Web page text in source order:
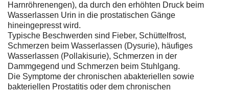
Harnröhrenengen), da durch den erhöhten Druck beim
Wasserlassen Urin in die prostatischen Gänge
hineingepresst wird.
Typische Beschwerden sind Fieber, Schüttelfrost,
Schmerzen beim Wasserlassen (Dysurie), häufiges
Wasserlassen (Pollakisurie), Schmerzen in der
Dammgegend und Schmerzen beim Stuhlgang.
Die Symptome der chronischen abakteriellen sowie
bakteriellen Prostatitis oder dem chronischen